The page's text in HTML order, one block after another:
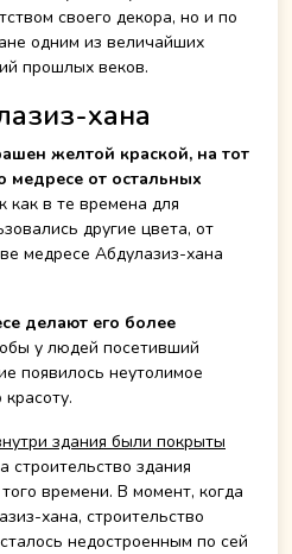
своего декора, но и по
одним из величайших
прошлых веков.
хана
желтой краской, на тот
медресе от остальных
как в те времена для
другие цвета, от
медресе Абдулазиз-хана
делают его более
у людей посетивший
появилось неутолимое
здания были покрыты
строительство здания
времени. В момент, когда
хана, строительство
недостроенным по сей